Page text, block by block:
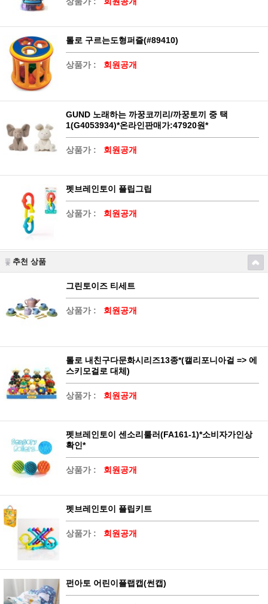
톨로 구르는도형퍼즐(#89410)
상품가 : 회원공개
GUND 노래하는 까꿍코끼리/까꿍토끼 중 택
1(G4053934)*온라인판매가:47920원*
상품가 : 회원공개
펫브레인토이 플립그립
상품가 : 회원공개
추천 상품
그린토이즈 티세트
상품가 : 회원공개
톨로 내친구다문화시리즈13종*(캘리포니아걸 => 에
스키모걸로 대체)
상품가 : 회원공개
펫브레인토이 센소리룰러(FA161-1)*소비자가인상
확인*
상품가 : 회원공개
펫브레인토이 플립키트
상품가 : 회원공개
펀아토 어린이플랩캡(썬캡)